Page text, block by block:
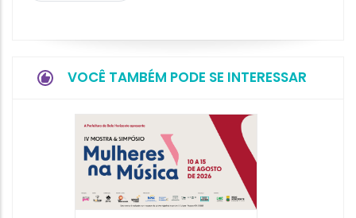
VOCÊ TAMBÉM PODE SE INTERESSAR